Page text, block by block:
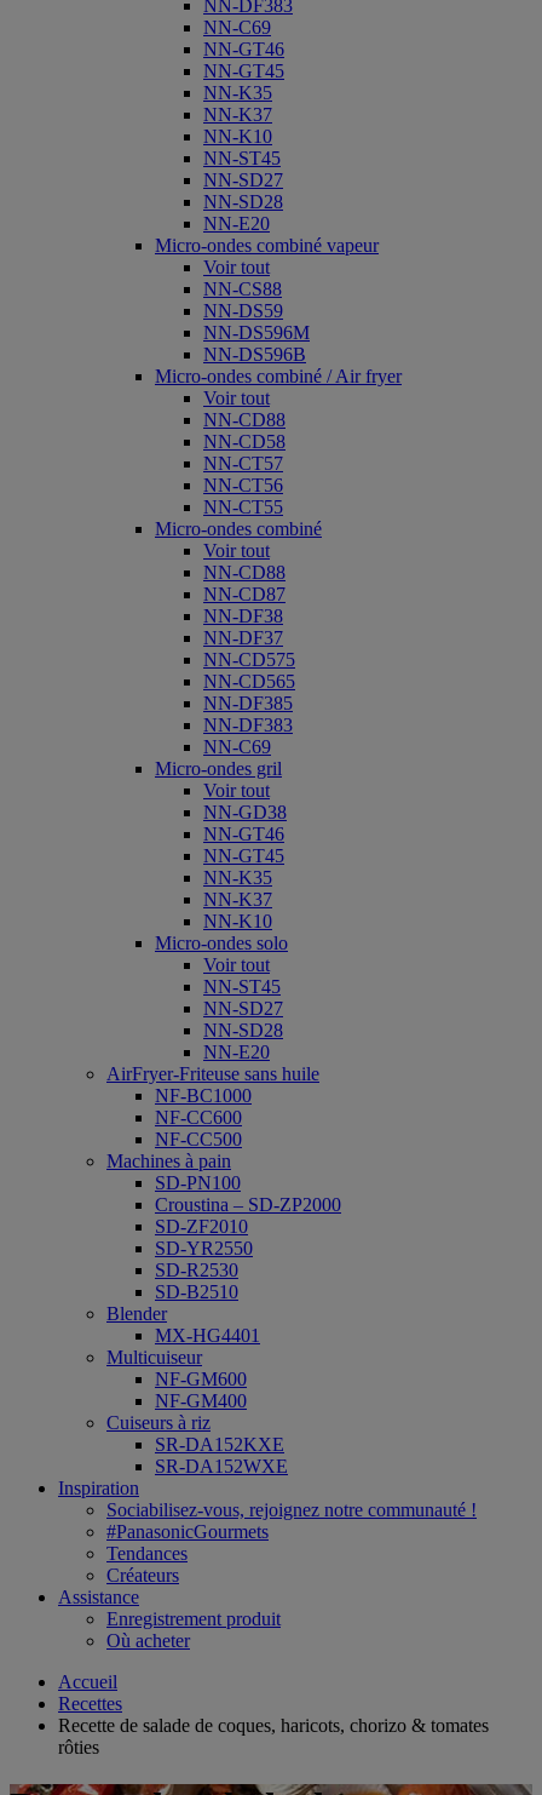
NN-DF383
NN-C69
NN-GT46
NN-GT45
NN-K35
NN-K37
NN-K10
NN-ST45
NN-SD27
NN-SD28
NN-E20
Micro-ondes combiné vapeur
Voir tout
NN-CS88
NN-DS59
NN-DS596M
NN-DS596B
Micro-ondes combiné / Air fryer
Voir tout
NN-CD88
NN-CD58
NN-CT57
NN-CT56
NN-CT55
Micro-ondes combiné
Voir tout
NN-CD88
NN-CD87
NN-DF38
NN-DF37
NN-CD575
NN-CD565
NN-DF385
NN-DF383
NN-C69
Micro-ondes gril
Voir tout
NN-GD38
NN-GT46
NN-GT45
NN-K35
NN-K37
NN-K10
Micro-ondes solo
Voir tout
NN-ST45
NN-SD27
NN-SD28
NN-E20
AirFryer-Friteuse sans huile
NF-BC1000
NF-CC600
NF-CC500
Machines à pain
SD-PN100
Croustina – SD-ZP2000
SD-ZF2010
SD-YR2550
SD-R2530
SD-B2510
Blender
MX-HG4401
Multicuiseur
NF-GM600
NF-GM400
Cuiseurs à riz
SR-DA152KXE
SR-DA152WXE
Inspiration
Sociabilisez-vous, rejoignez notre communauté !
#PanasonicGourmets
Tendances
Créateurs
Assistance
Enregistrement produit
Où acheter
Accueil
Recettes
Recette de salade de coques, haricots, chorizo & tomates
rôties